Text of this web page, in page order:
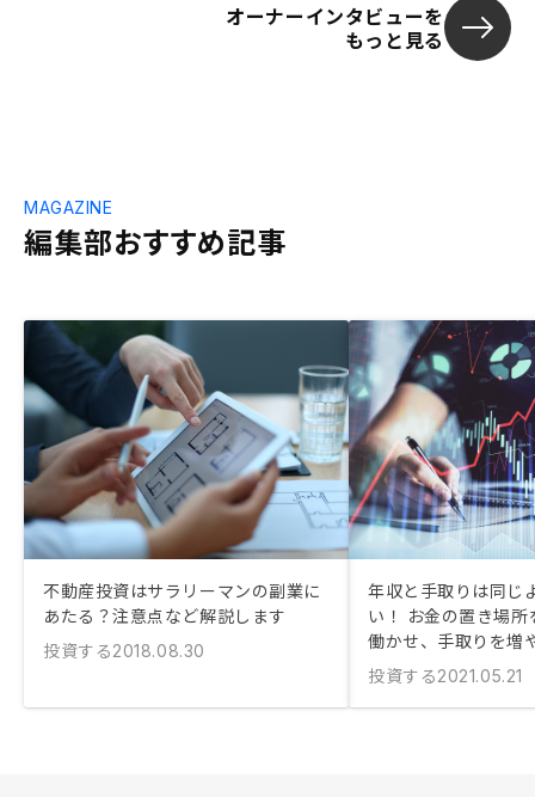
オーナーインタビューを
もっと見る
編集部おすすめ記事
MAGAZINE
不動産投資はサラリーマンの副業に
あたる？注意点など解説します
投資する2018.08.30
年収と手取りは同じ
い！ お金の置き場
働かせ、手取りを増
投資する2021.05.21